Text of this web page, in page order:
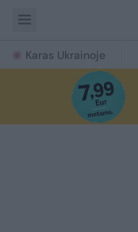
Karas Ukrainoje